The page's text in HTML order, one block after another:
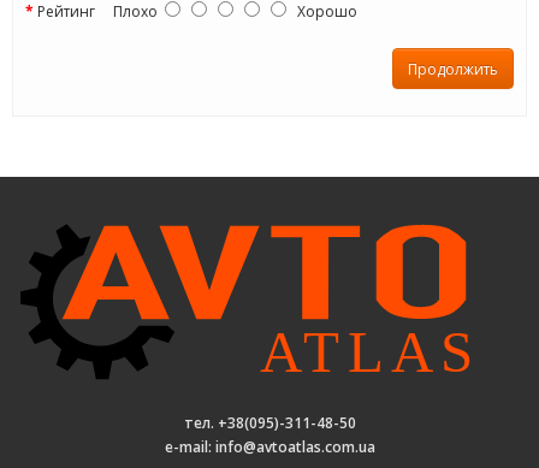
Рейтинг Плохо Хорошо
Продолжить
тел. +38(095)-311-48-50
e-mail: info@avtoatlas.com.ua